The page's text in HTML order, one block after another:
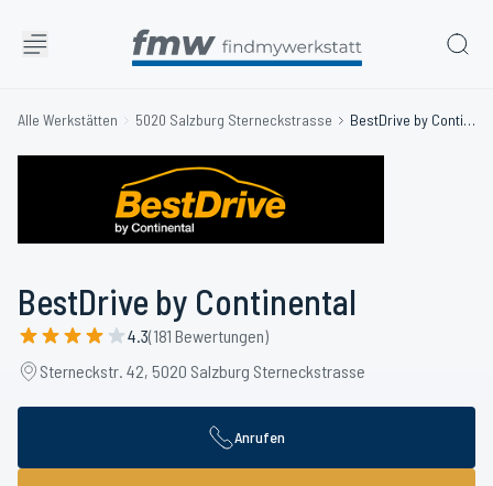
Alle Werkstätten 5020 Salzburg Sterneckstrasse BestDrive by Continental
BestDrive by Continental
4.3(181 Bewertungen)
Sterneckstr. 42, 5020 Salzburg Sterneckstrasse
Anrufen